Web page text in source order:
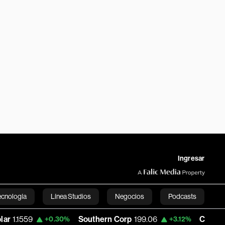
Ingresar
Línea Studios Negocios Podcasts
English
+0.30% Southern Corp 199.06 +3.12% Copa Holdings